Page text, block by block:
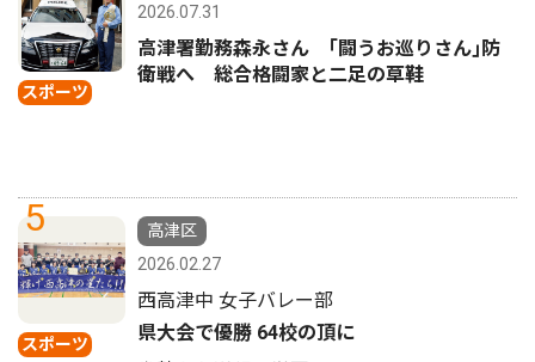
スポーツ
2026.07.31
高津署勤務森永さん ｢闘うお巡りさん｣防
衛戦へ 総合格闘家と二足の草鞋
5
スポーツ
高津区
2026.02.27
西高津中 女子バレー部
県大会で優勝 64校の頂に